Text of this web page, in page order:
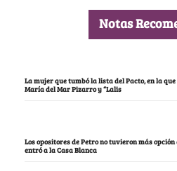
Notas
La mujer que tumbó la lista del Pacto, en la
María del Mar Pizarro y “Lalis
Los opositores de Petro no tuvieron más
entró a la Casa Blanca